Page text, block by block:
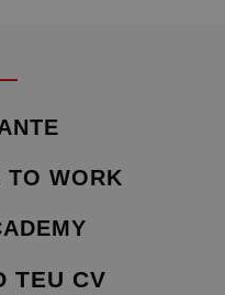
TO WORK
TEU CV